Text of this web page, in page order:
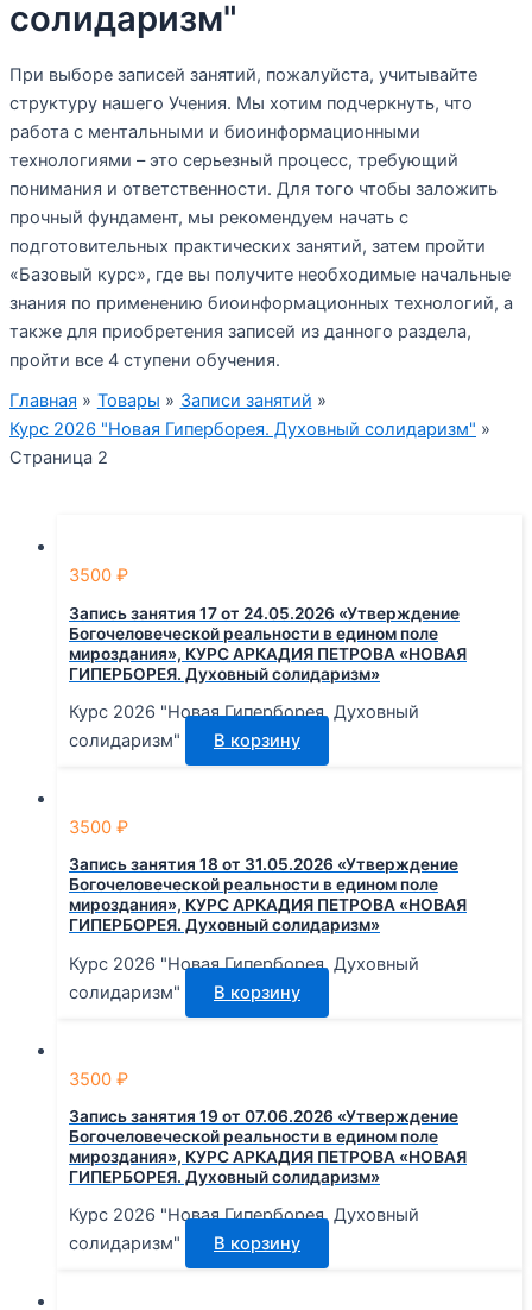
солидаризм"
При выборе записей занятий, пожалуйста, учитывайте
структуру нашего Учения. Мы хотим подчеркнуть, что
работа с ментальными и биоинформационными
технологиями – это серьезный процесс, требующий
понимания и ответственности. Для того чтобы заложить
прочный фундамент, мы рекомендуем начать с
подготовительных практических занятий, затем пройти
«Базовый курс», где вы получите необходимые начальные
знания по применению биоинформационных технологий, а
также для приобретения записей из данного раздела,
пройти все 4 ступени обучения.
Главная
Товары
Записи занятий
Курс 2026 "Новая Гиперборея. Духовный солидаризм"
Страница 2
3500 ₽
Запись занятия 17 от 24.05.2026 «Утверждение
Богочеловеческой реальности в едином поле
мироздания», КУРС АРКАДИЯ ПЕТРОВА «НОВАЯ
ГИПЕРБОРЕЯ. Духовный солидаризм»
Курс 2026 "Новая Гиперборея. Духовный
солидаризм"
В корзину
3500 ₽
Запись занятия 18 от 31.05.2026 «Утверждение
Богочеловеческой реальности в едином поле
мироздания», КУРС АРКАДИЯ ПЕТРОВА «НОВАЯ
ГИПЕРБОРЕЯ. Духовный солидаризм»
Курс 2026 "Новая Гиперборея. Духовный
солидаризм"
В корзину
3500 ₽
Запись занятия 19 от 07.06.2026 «Утверждение
Богочеловеческой реальности в едином поле
мироздания», КУРС АРКАДИЯ ПЕТРОВА «НОВАЯ
ГИПЕРБОРЕЯ. Духовный солидаризм»
Курс 2026 "Новая Гиперборея. Духовный
солидаризм"
В корзину